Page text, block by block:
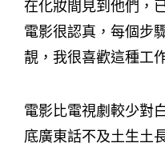
在化妝間見到他們，
電影很認真，每個步
靚，我很喜歡這種工
電影比電視劇較少對
底廣東話不及土生土